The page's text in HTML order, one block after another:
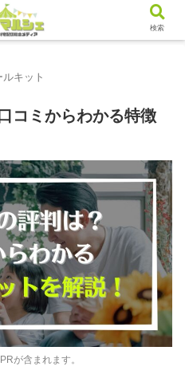
キット
コミからわかる特徴
が含まれます。
検索